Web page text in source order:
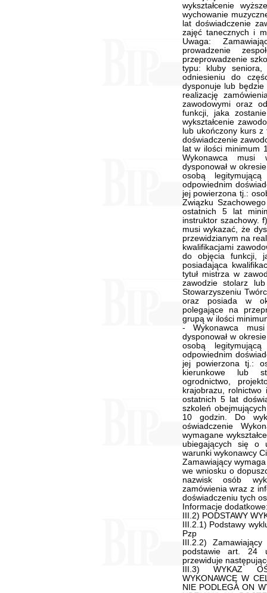
wykształcenie
wychowanie
lat doświadczenie
zajęć tanecznych i
Uwaga:
prowadzenie
przeprowadzenie
typu: kluby
odniesieniu do
dysponuje lub będzie
realizację
zawodowymi oraz
funkcji, jaka
wykształcenie
lub ukończony kurs
doświadczenie
lat w ilości minimum
Wykonawca musi
dysponował w
osobą
odpowiednim
jej powierzona tj.:
Związku
ostatnich 5 lat
instruktor szachowy.
musi wykazać, że
przewidzianym na
kwalifikacjami
do objęcia funkcji,
posiadająca
tytuł mistrza w
zawodzie stolarz
Stowarzyszeniu
oraz posiada w
polegające na
grupą w ilości
- Wykonawca
dysponował w
osobą
odpowiednim
jej powierzona tj.:
kierunkowe lub
ogrodnictwo,
krajobrazu,
ostatnich 5 lat
szkoleń
10 godzin. Do
oświadczenie
wymagane
ubiegających się o
warunki wykonawcy
Zamawiający
we wniosku o
nazwisk osób
zamówienia wraz z
doświadczeniu tych
Informacje
III.2) PODSTAWY
III.2.1) Podstawy
Pzp
III.2.2)
podstawie art. 24
przewiduje
III.3) WYKAZ
WYKONAWCĘ W
NIE PODLEGA ON